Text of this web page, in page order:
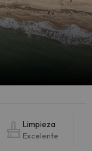
Limpieza
Excelente